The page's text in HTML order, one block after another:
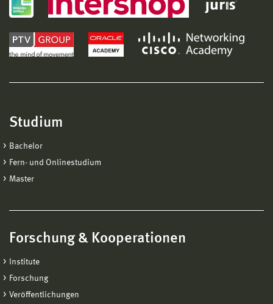
Studium
Bachelor
Fern- und Onlinestudium
Master
Forschung & Kooperationen
Institute
Forschung
Veröffentlichungen